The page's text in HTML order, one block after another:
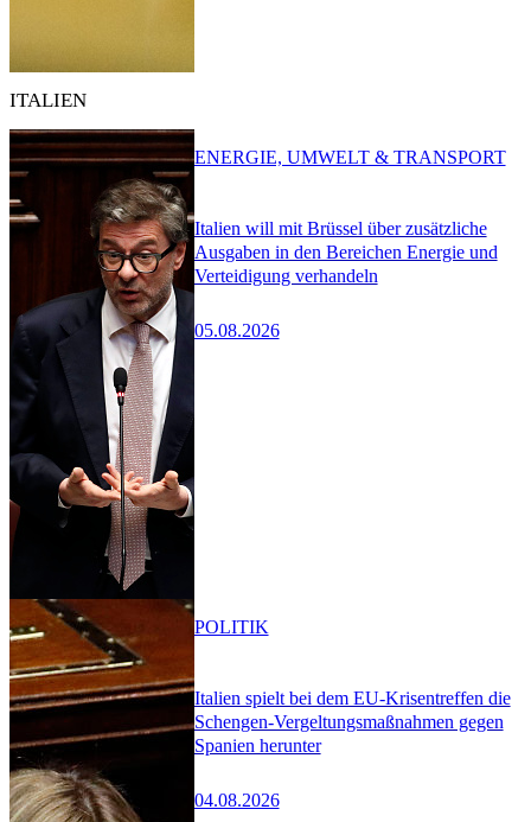
ITALIEN
Italien will mit Brüssel über zusätzliche
Ausgaben in den Bereichen Energie und
Verteidigung verhandeln
05.08.2026
ENERGIE, UMWELT & TRANSPORT
Italien spielt bei dem EU-Krisentreffen die
Schengen-Vergeltungsmaßnahmen gegen
Spanien herunter
04.08.2026
POLITIK